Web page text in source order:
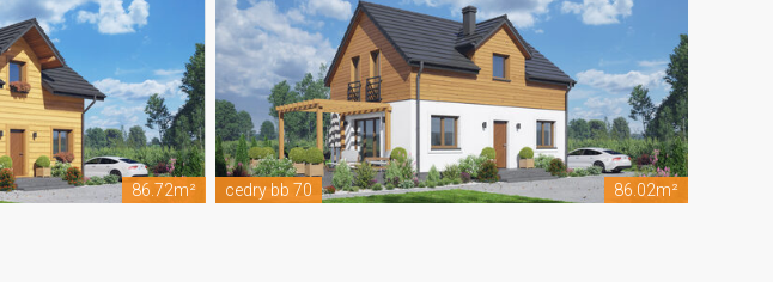
86.72m² cedry bb 70 86.02m²